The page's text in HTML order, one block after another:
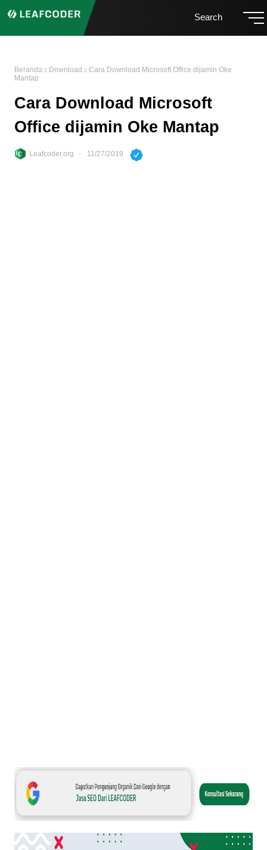
Search
Beranda Download
Cara Download Microsoft Office dijamin Oke
Mantap
Cara Download Microsoft
Office dijamin Oke Mantap
Leafcoder.org 11/27/2019